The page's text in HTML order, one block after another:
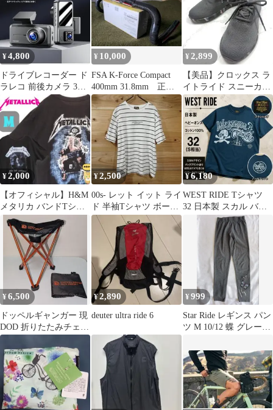
¥4,800
ドライブレコーダー ド
ラレコ 前後カメラ 3カ
メラ 小型OKYES OK9
SD
¥ 10,000
FSA K-Force Compact
400mm 31.8mm 正規
品 美品
¥ 2,899
【美品】クロックス ラ
イトライド スニーカー
W7 23迷彩 カモフラ
¥2,000
【オフィシャル】H&M
メタリカ バンドTシャ
ツ ライドザライトニン
グ M
¥2,500
00s- レット イット ライ
ド 半袖Tシャツ ボーダ
ー ナノ・ユニバース
¥6,180
WEST RIDE Tシャツ
32 日本製 スカル バイ
カー ヘビーオンス 綿
¥6,500
ドッペルギャンガー 現
DOD 折りたたみチェア
軽量270g ジュラルミン
絶版
¥2,890
deuter ultra ride 6
¥999
Star Ride レギンス パン
ツ M 10/12 蝶 グレー